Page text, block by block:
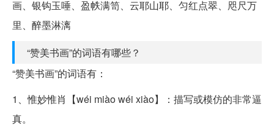
画、银钩玉唾、盈帙满笥、云耶山耶、匀红点翠、咫尺万
里、醉墨淋漓
“赞美书画”的词语有哪些？
“赞美书画”的词语有：
1、惟妙惟肖【wéi miào wéi xiào】：描写或模仿的非常逼
真。